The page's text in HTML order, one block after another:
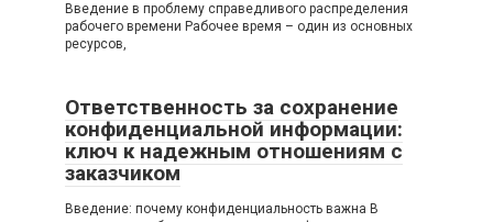
Введение в проблему справедливого распределения
рабочего времени Рабочее время – один из основных
ресурсов,
Ответственность за сохранение
конфиденциальной информации:
ключ к надежным отношениям с
заказчиком
Введение: почему конфиденциальность важна В